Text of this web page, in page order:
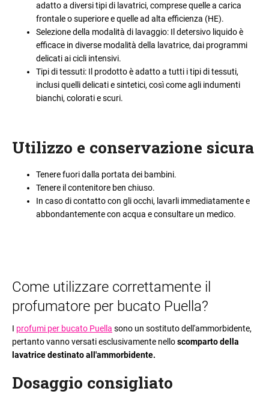
adatto a diversi tipi di lavatrici, comprese quelle a carica
frontale o superiore e quelle ad alta efficienza (HE).
Selezione della modalità di lavaggio: Il detersivo liquido è
efficace in diverse modalità della lavatrice, dai programmi
delicati ai cicli intensivi.
Tipi di tessuti: Il prodotto è adatto a tutti i tipi di tessuti,
inclusi quelli delicati e sintetici, così come agli indumenti
bianchi, colorati e scuri.
Utilizzo e conservazione sicura
Tenere fuori dalla portata dei bambini.
Tenere il contenitore ben chiuso.
In caso di contatto con gli occhi, lavarli immediatamente e
abbondantemente con acqua e consultare un medico.
Come utilizzare correttamente il
profumatore per bucato Puella?
I profumi per bucato Puella sono un sostituto dell'ammorbidente,
pertanto vanno versati esclusivamente nelloscomparto della
lavatrice destinato all'ammorbidente.
Dosaggio consigliato